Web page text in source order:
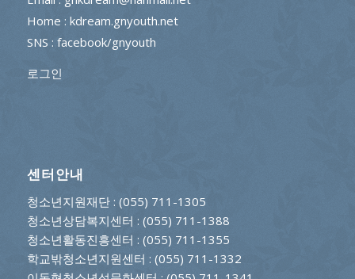
Home : kdream.gnyouth.net
SNS : facebook/gnyouth
로그인
센터안내
청소년지원재단: (055) 711-1305
청소년상담복지센터 : (055) 711-1388
청소년활동진흥센터 : (055) 711-1355
학교밖청소년지원센터 : (055) 711-1332